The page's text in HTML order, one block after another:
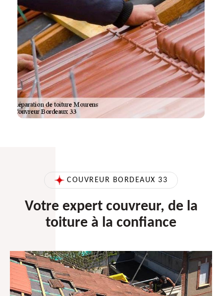
COUVREUR BORDEAUX 33
Votre expert couvreur, de la
toiture à la confiance